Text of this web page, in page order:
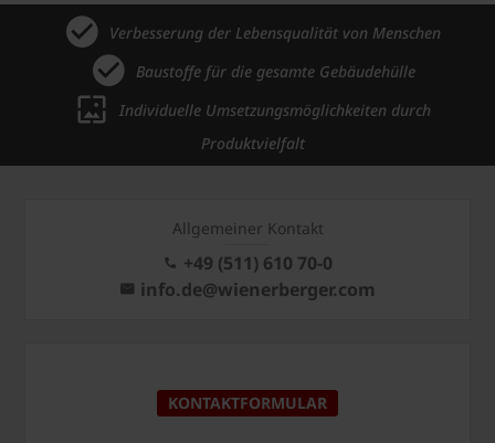
Verbesserung der Lebensqualität von Menschen
Baustoffe für die gesamte Gebäudehülle
Individuelle Umsetzungsmöglichkeiten durch
Produktvielfalt
Allgemeiner Kontakt
+49 (511) 610 70-0
info.de@wienerberger.com
KONTAKTFORMULAR